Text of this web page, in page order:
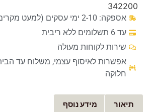
342200
אספקה: 2-10 ימי עסקים (למעט מקרים חריגים)
עד 6 תשלומים ללא ריבית
שירות לקוחות מעולה
אפשרות לאיסוף עצמי, משלוח עד
חלוקה
תיאור מידע נוסף